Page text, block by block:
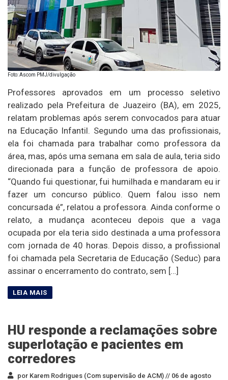
Foto: Ascom PMJ/divulgação
Professores aprovados em um processo seletivo
realizado pela Prefeitura de Juazeiro (BA), em 2025,
relatam problemas após serem convocados para atuar
na Educação Infantil. Segundo uma das profissionais,
ela foi chamada para trabalhar como professora da
área, mas, após uma semana em sala de aula, teria sido
direcionada para a função de professora de apoio.
“Quando fui questionar, fui humilhada e mandaram eu ir
fazer um concurso público. Quem falou isso nem
concursada é”, relatou a professora. Ainda conforme o
relato, a mudança aconteceu depois que a vaga
ocupada por ela teria sido destinada a uma professora
com jornada de 40 horas. Depois disso, a profissional
foi chamada pela Secretaria de Educação (Seduc) para
assinar o encerramento do contrato, sem […]
HU responde a reclamações sobre
superlotação e pacientes em
corredores
por Karem Rodrigues (Com supervisão de ACM) // 06 de agosto